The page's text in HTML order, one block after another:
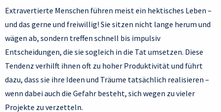
Extravertierte Menschen führen meist ein hektisches Leben –
und das gerne und freiwillig! Sie sitzen nicht lange herum und
wägen ab, sondern treffen schnell bis impulsiv
Entscheidungen, die sie sogleich in die Tat umsetzen. Diese
Tendenz verhilft ihnen oft zu hoher Produktivität und führt
dazu, dass sie ihre Ideen und Träume tatsächlich realisieren –
wenn dabei auch die Gefahr besteht, sich wegen zu vieler
Projekte zu verzetteln.